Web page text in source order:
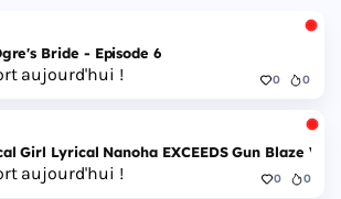
Bride - Episode 6
aujourd'hui ! 0 0
Girl Lyrical Nanoha EXCEEDS Gun Blaze
aujourd'hui ! 0 0